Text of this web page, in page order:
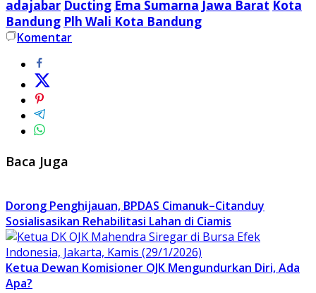
adajabar Ducting Ema Sumarna Jawa Barat Kota
Bandung Plh Wali Kota Bandung
Komentar
Baca Juga
Dorong Penghijauan, BPDAS Cimanuk–Citanduy
Sosialisasikan Rehabilitasi Lahan di Ciamis
Ketua Dewan Komisioner OJK Mengundurkan Diri, Ada
Apa?